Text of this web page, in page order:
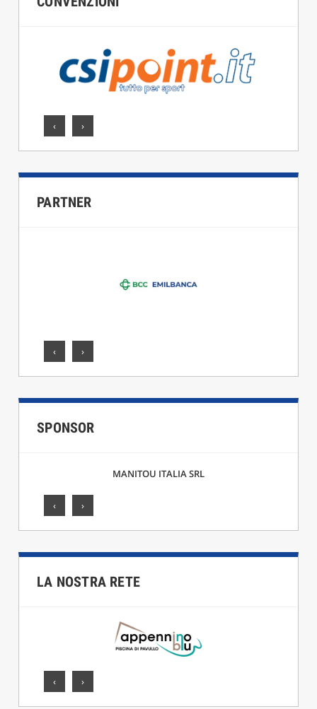
‹ ›
PARTNER
‹ ›
SPONSOR
MANITOU ITALIA SRL
‹ ›
LA NOSTRA RETE
‹ ›